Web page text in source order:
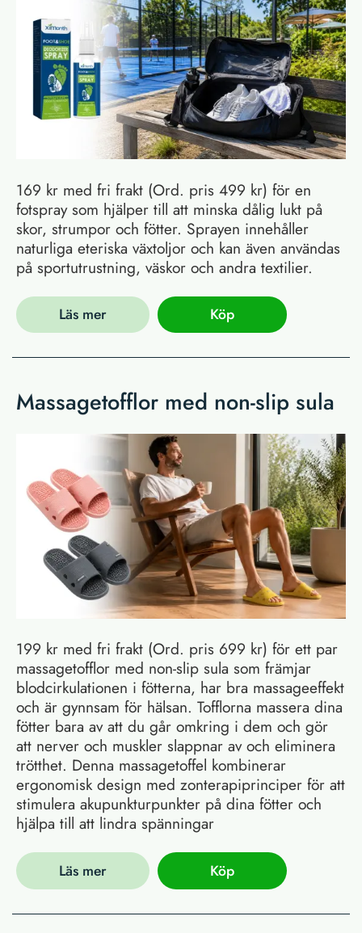
169 kr med fri frakt (Ord. pris 499 kr) för en
fotspray som hjälper till att minska dålig lukt på
skor, strumpor och fötter. Sprayen innehåller
naturliga eteriska växtoljor och kan även användas
på sportutrustning, väskor och andra textilier.
Läs mer Köp
Massagetofflor med non-slip sula
199 kr med fri frakt (Ord. pris 699 kr) för ett par
massagetofflor med non-slip sula som främjar
blodcirkulationen i fötterna, har bra massageeffekt
och är gynnsam för hälsan. Tofflorna massera dina
fötter bara av att du går omkring i dem och gör
att nerver och muskler slappnar av och eliminera
trötthet. Denna massagetoffel kombinerar
ergonomisk design med zonterapiprinciper för att
stimulera akupunkturpunkter på dina fötter och
hjälpa till att lindra spänningar
Läs mer Köp